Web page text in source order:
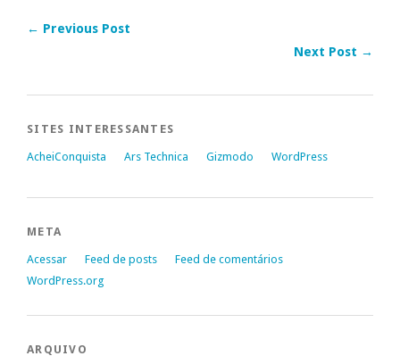
← Previous Post
Next Post →
SITES INTERESSANTES
AcheiConquista Ars Technica Gizmodo WordPress
META
Acessar Feed de posts
Feed de comentários
WordPress.org
ARQUIVO